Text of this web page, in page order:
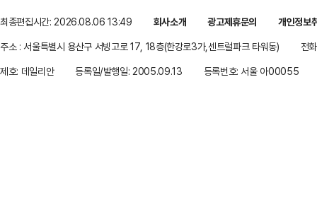
최종편집시간: 2026.08.06 13:49 회사소개 광고제휴문의
개인정보
주소 : 서울특별시 용산구 서빙고로 17, 18층(한강로3가,센트럴파크 타워동)
전
제호: 데일리안
등록일/발행일: 2005.09.13 등록번호: 서울 아00055